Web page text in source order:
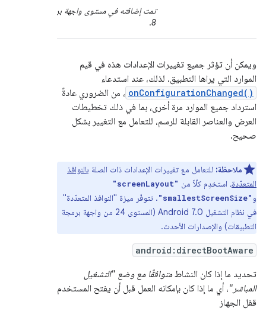
تمت إضافته في مستوى واجهة برمجة التطبيقات
8
.
ويمكن أن تؤثر جميع تغييرات الإعدادات هذه في قيم
الموارد التي يراها التطبيق. لذلك، عند استدعاء
onConfigurationChanged() ، من الضروري عادةً
استرداد جميع الموارد مرة أخرى، بما في ذلك تخطيطات
العرض والعناصر القابلة للرسم، للتعامل مع التغيير بشكل
صحيح.
ملاحظة: للتعامل مع تغييرات الإعدادات ذات الصلة بالنوافذ
المتعدّدة، استخدِم كلّاً من "screenLayout"
و "smallestScreenSize". تتوفّر ميزة "النوافذ المتعدّدة"
في نظام التشغيل Android 7.0 (المستوى 24 من واجهة برمجة
التطبيقات) والإصدارات الأحدث.
android:directBootAware
تحديد ما إذا كان النشاط متوافقًا مع وضع "التشغيل
المباشر"، أي ما إذا كان بإمكانه العمل قبل أن يفتح المستخدم
قفل الجهاز